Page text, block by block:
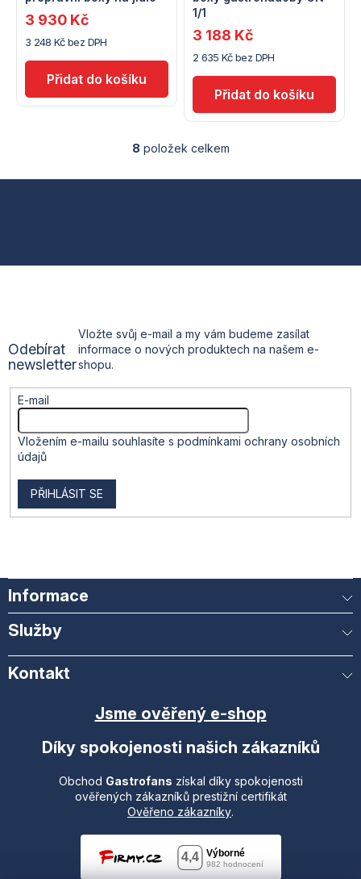
3 248 Kč bez DPH
3 930 Kč
1/1
2 635 Kč bez DPH
3 188 Kč
O
l
í
y
v
p
s
u
8 položek celkem
p
Odebírat
newsletter
Vložte svůj e-mail a my vám budeme zasílat
informace o nových produktech na našem e-
shopu.
E-mail
Vložením e-mailu souhlasíte s podmínkami ochrany osobních
údajů
PŘIHLÁSIT SE
Informace
Služby
Kontakt
Jsme ověřený e-shop
Díky spokojenosti našich zákazníků
Obchod Gastrofans získal díky spokojenosti
ověřených zákazníků prestižní certifikát
Ověřeno zákazníky.